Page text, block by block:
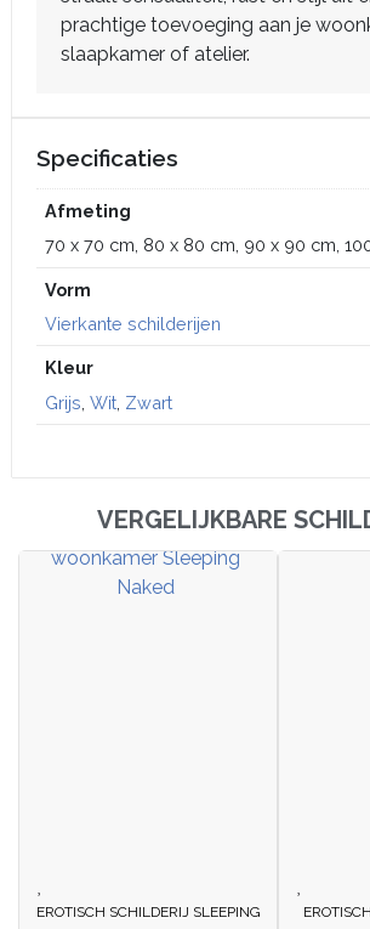
prachtige toevoeging aan je
slaapkamer of atelier.
Specificaties
Afmeting
70 x 70 cm, 80 x 80 cm, 90 x 90 cm,
Vorm
Vierkante schilderijen
Kleur
Grijs ,Wit Zwart
VERGELIJKBARE
EROTISCH SCHILDERIJ SLEEPING